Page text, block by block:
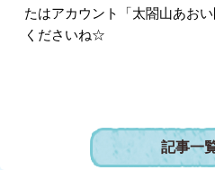
たはアカウント「太閤山あお
くださいね☆
記事一